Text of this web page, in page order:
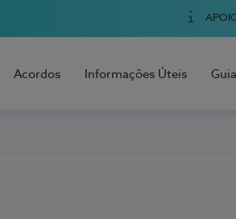
Acordos Informações Úteis